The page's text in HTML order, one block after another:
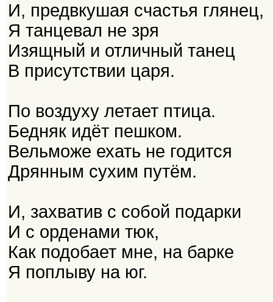
И, предвкушая счастья глянец,
Я танцевал не зря
Изящный и отличный танец
В присутствии царя.
По воздуху летает птица.
Бедняк идёт пешком.
Вельможе ехать не годится
Дрянным сухим путём.
И, захватив с собой подарки
И с орденами тюк,
Как подобает мне, на барке
Я поплыву на юг.